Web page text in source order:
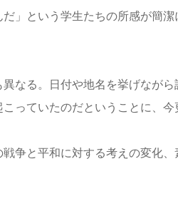
」という学生たちの所感が簡潔
なる。日付や地名を挙げながら
っていたのだということに、今
争と平和に対する考えの変化、